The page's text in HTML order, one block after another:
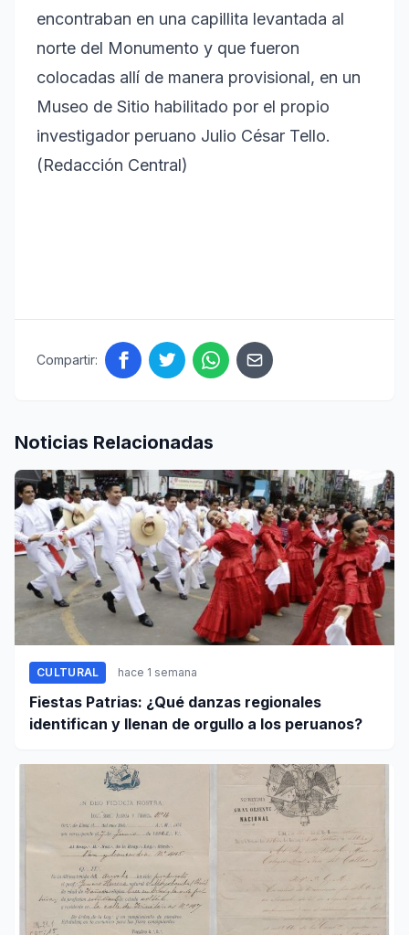
encontraban en una capillita levantada al
norte del Monumento y que fueron
colocadas allí de manera provisional, en un
Museo de Sitio habilitado por el propio
investigador peruano Julio César Tello.
(Redacción Central)
Compartir:
Noticias Relacionadas
CULTURAL hace 1 semana
Fiestas Patrias: ¿Qué danzas regionales
identifican y llenan de orgullo a los peruanos?